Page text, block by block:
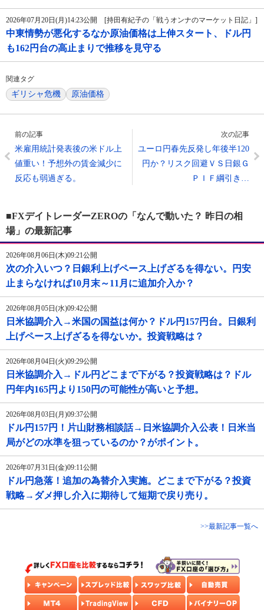
2026年07月20日(月)14:23公開 [持田有紀子の「戦うオンナのマーケット日記」]
中東情勢が悪化するなか原油価格は上伸スタート、ドル円
も162円台の高止まりで推移を見守る
関連タグ
ギリシャ危機 原油価格
前の記事
米雇用統計発表後の米ドル上
値重い！予想外の賃金減少に
反応も弱過ぎる。
次の記事
ユーロ円春先反発し年後半120
円か？リスク回避ＶＳ日銀Ｇ
ＰＩＦ綱引き…
■FXデイトレーダーZEROの「なんで動いた？ 昨日の相
場」の最新記事
2026年08月06日(木)09:21公開
次の介入いつ？日銀利上げペース上げざるを得ない。円安
止まらなければ10月末～11月に追加介入か？
2026年08月05日(水)09:42公開
日米協調介入→米国の国益は何か？ドル円157円台。日銀利
上げペース上げざるを得ないか。投資戦略は？
2026年08月04日(火)09:29公開
日米協調介入→ドル円どこまで下がる？投資戦略は？ドル
円年内165円より150円の可能性が高いと予想。
2026年08月03日(月)09:37公開
ドル円157円！片山財務相談話→日米協調介入公表！日米当
局がどの水準を狙っているのか？がポイント。
2026年07月31日(金)09:11公開
ドル円急落！追加の為替介入実施。どこまで下がる？投資
戦略→ダメ押し介入に期待して短期で戻り売り。
>>最新記事一覧へ